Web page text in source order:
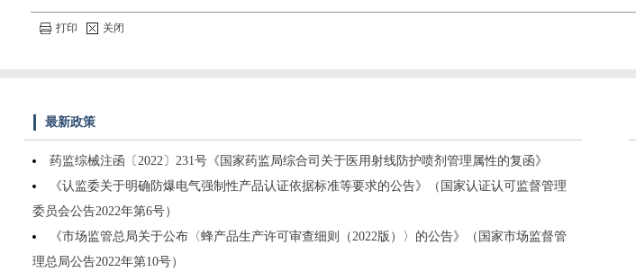
打印 关闭
最新政策
药监综械注函〔2022〕231号《国家药监局综合司关于医用射线防护喷剂管理属性的复函》
《认监委关于明确防爆电气强制性产品认证依据标准等要求的公告》（国家认证认可监督管理
委员会公告2022年第6号）
《市场监管总局关于公布〈蜂产品生产许可审查细则（2022版）〉的公告》（国家市场监督管
理总局公告2022年第10号）